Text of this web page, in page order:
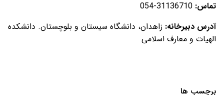
تماس: 31136710-054
آدرس دبیرخانه: زاهدان، دانشگاه سیستان و بلوچستان. دانشکده
الهیات و معارف اسلامی
برچسب ها